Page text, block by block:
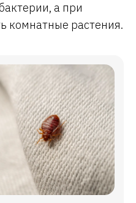
а при
комнатные растения.